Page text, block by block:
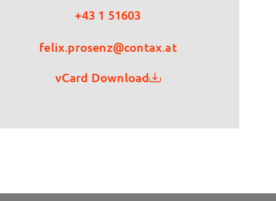
+43 1 51603
felix.prosenz@contax.at
vCard Download